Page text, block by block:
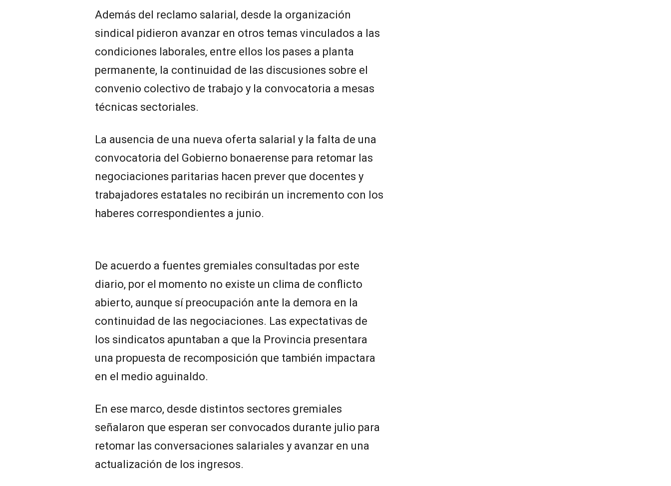
Además del reclamo salarial, desde la organización
sindical pidieron avanzar en otros temas vinculados a las
condiciones laborales, entre ellos los pases a planta
permanente, la continuidad de las discusiones sobre el
convenio colectivo de trabajo y la convocatoria a mesas
técnicas sectoriales.
La ausencia de una nueva oferta salarial y la falta de una
convocatoria del Gobierno bonaerense para retomar las
negociaciones paritarias hacen prever que docentes y
trabajadores estatales no recibirán un incremento con los
haberes correspondientes a junio.
De acuerdo a fuentes gremiales consultadas por este
diario, por el momento no existe un clima de conflicto
abierto, aunque sí preocupación ante la demora en la
continuidad de las negociaciones. Las expectativas de
los sindicatos apuntaban a que la Provincia presentara
una propuesta de recomposición que también impactara
en el medio aguinaldo.
En ese marco, desde distintos sectores gremiales
señalaron que esperan ser convocados durante julio para
retomar las conversaciones salariales y avanzar en una
actualización de los ingresos.